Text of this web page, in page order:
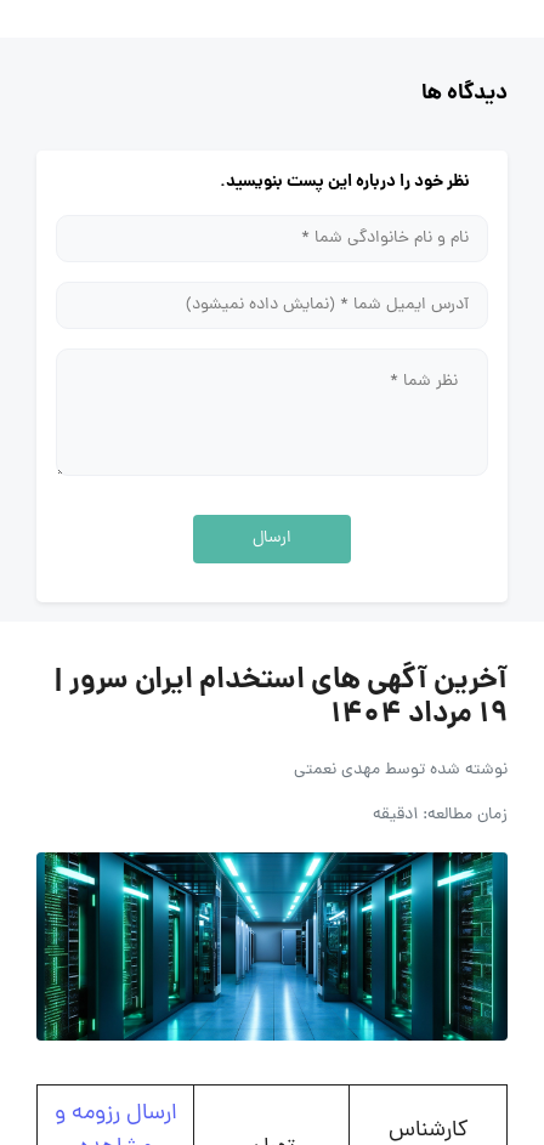
دیدگاه ها
نظر خود را درباره این پست بنویسید.
ارسال
آخرین آگهی های استخدام ایران سرور |
19 مرداد 1404
نوشته شده توسطمهدی نعمتی
زمان مطالعه: 1دقیقه
کارشناس
ارسال رزومه و